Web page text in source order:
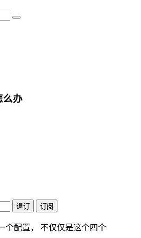
么办
退订 订阅
个配置， 不仅仅是这个四个